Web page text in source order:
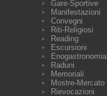
Gare-Sportive
Manifestazioni
Convegni
Riti-Religiosi
Reading
Escursioni
Enogastronomia
Raduni
Memoriali
Mostre-Mercato
Rievocazioni